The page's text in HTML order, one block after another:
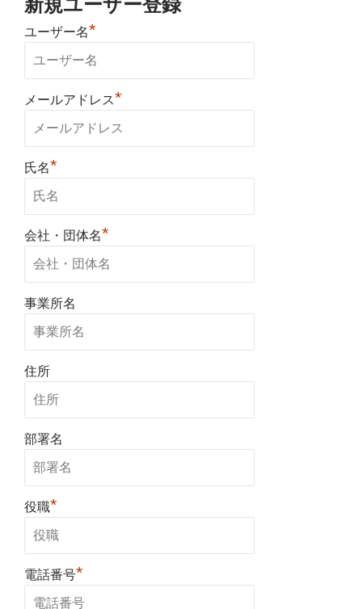
新規ユーザー登録
ユーザー名*
メールアドレス*
氏名*
会社・団体名*
事業所名
住所
部署名
役職*
電話番号*